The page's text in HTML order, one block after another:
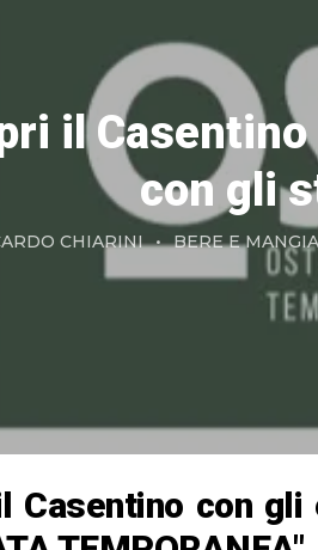
il
con gli
CHIARINI BERE E
Casentino con gli